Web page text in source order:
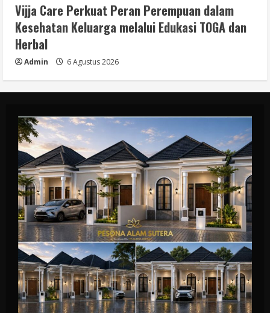
Vijja Care Perkuat Peran Perempuan dalam
Kesehatan Keluarga melalui Edukasi TOGA dan
Herbal
Admin 6 Agustus 2026